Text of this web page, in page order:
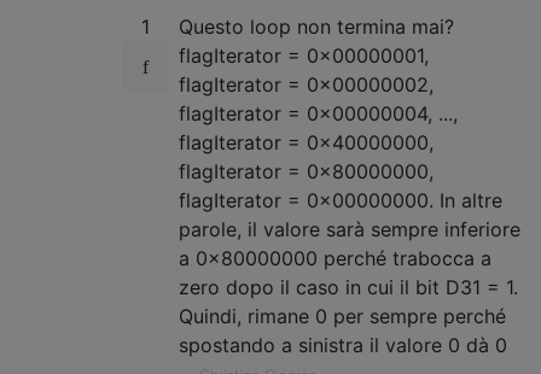
1
Questo loop non termina mai?
flagIterator = 0x00000001,
flagIterator = 0x00000002,
flagIterator = 0x00000004, ...,
flagIterator = 0x40000000,
flagIterator = 0x80000000,
flagIterator = 0x00000000. In altre
parole, il valore sarà sempre inferiore
a 0x80000000 perché trabocca a
zero dopo il caso in cui il bit D31 = 1.
Quindi, rimane 0 per sempre perché
spostando a sinistra il valore 0 dà 0